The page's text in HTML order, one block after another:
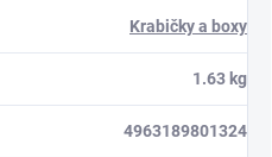
Krabičky a boxy
1.63 kg
4963189801324